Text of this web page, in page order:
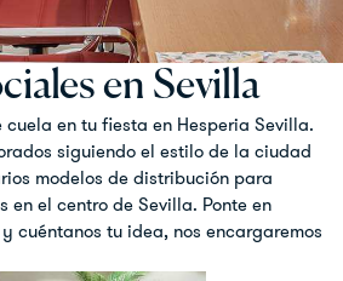
en Sevilla
cuela en tu fiesta en Hesperia Sevilla.
siguiendo el estilo de la ciudad
modelos de distribución para
en el centro de Sevilla. Ponte en
cuéntanos tu idea, nos encargaremos